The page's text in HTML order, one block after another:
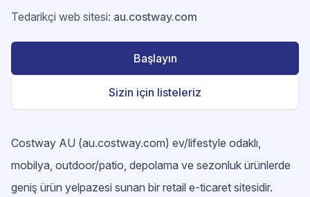
Tedarikçi web sitesi: au.costway.com
Başlayın
Sizin için listeleriz
Costway AU (au.costway.com) ev/lifestyle odaklı,
mobilya, outdoor/patio, depolama ve sezonluk ürünlerde
geniş ürün yelpazesi sunan bir retail e-ticaret sitesidir.